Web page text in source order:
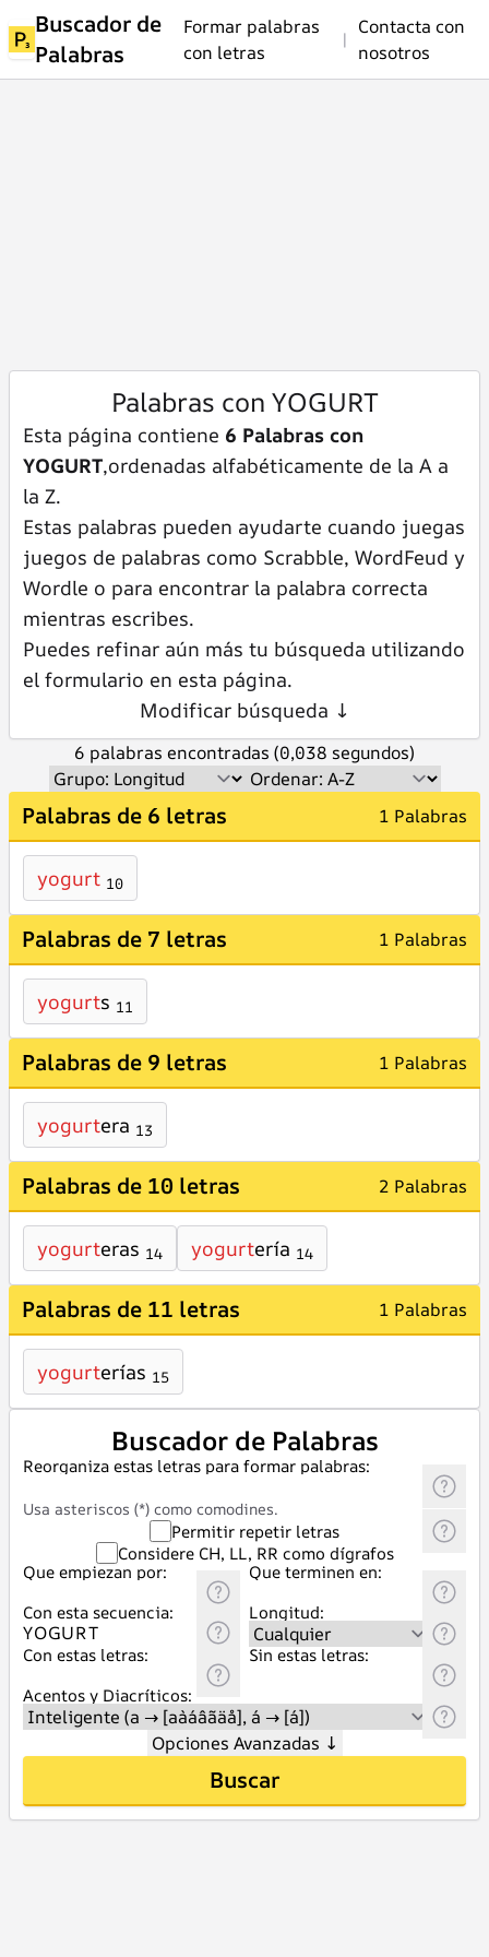
Buscador de
Palabras
Formar palabras
con letras
|
Contacta con
nosotros
Palabras con YOGURT
Esta página contiene 6 Palabras con
YOGURT,ordenadas alfabéticamente de la A a
la Z.
Estas palabras pueden ayudarte cuando juegas
juegos de palabras como Scrabble, WordFeud y
Wordle o para encontrar la palabra correcta
mientras escribes.
Puedes refinar aún más tu búsqueda utilizando
el formulario en esta página.
Modificar búsqueda ↓
6 palabras encontradas (0,038 segundos)
Palabras de 6 letras 1 Palabras
yogurt 10
Palabras de 7 letras 1 Palabras
yogurts 11
Palabras de 9 letras 1 Palabras
yogurtera 13
Palabras de 10 letras 2 Palabras
yogurteras 14 yogurtería 14
Palabras de 11 letras 1 Palabras
yogurterías 15
Buscador de Palabras
Reorganiza estas letras para formar palabras:
Usa asteriscos (*) como comodines.
Permitir repetir letras
Considere CH, LL, RR como dígrafos
Que empiezan por:
Que terminen en:
Con esta secuencia:
Longitud:
Con estas letras:
Sin estas letras:
Acentos y Diacríticos:
Opciones Avanzadas ↓
Buscar